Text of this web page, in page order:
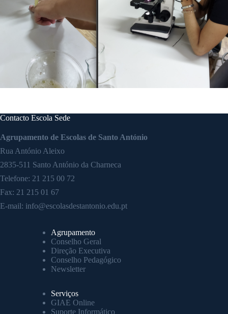
Contacto Escola Sede
Agrupamento de Escolas de Santo António
Rua António Aleixo
2835-511 Santo António da Charneca
Telefone: 21 215 00 72
Fax: 21 215 01 67
E-mail: info@escolasdestantonio.edu.pt
Agrupamento
Conselho Geral
Direção Executiva
Conselho Pedagógico
Newsletter
Serviços
GIAE Online
Suporte Informático